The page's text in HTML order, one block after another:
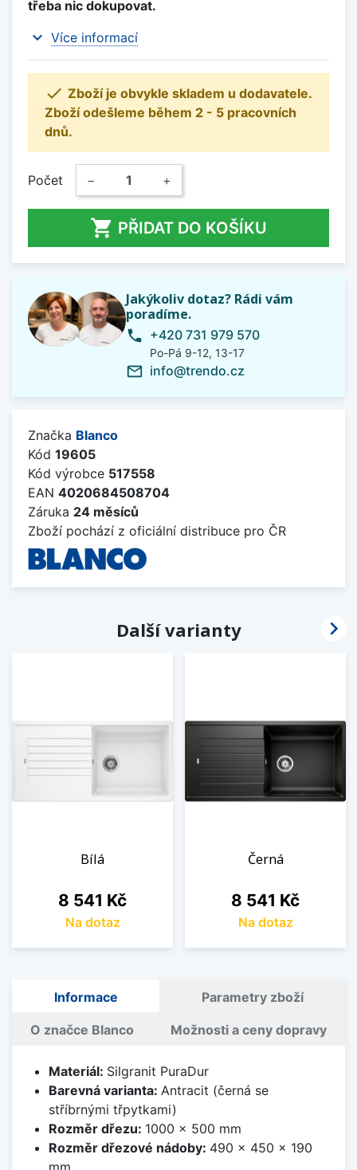
třeba nic dokupovat.
expand_more Více informací
 Zboží je obvykle skladem u dodavatele.
Zboží odešleme během 2 - 5 pracovních
dnů.
Počet − +
 PŘIDAT DO KOŠÍKU
Jakýkoliv dotaz? Rádi vám
poradíme.
phone +420 731 979 570
Po-Pá 9-12, 13-17
mail_outline info@trendo.cz
Značka Blanco
Kód 19605
Kód výrobce 517558
EAN 4020684508704
Záruka 24 měsíců
Zboží pochází z oficiální distribuce pro ČR
Další varianty
Bílá
Cena
8 541 Kč
Na dotaz
Černá
Cena
8 541 Kč
Na dotaz

Informace Parametry zboží
O značce Blanco Možnosti a ceny dopravy
Materiál: Silgranit PuraDur
Barevná varianta: Antracit (černá se
stříbrnými třpytkami)
Rozměr dřezu: 1000 x 500 mm
Rozměr dřezové nádoby: 490 x 450 x 190
mm